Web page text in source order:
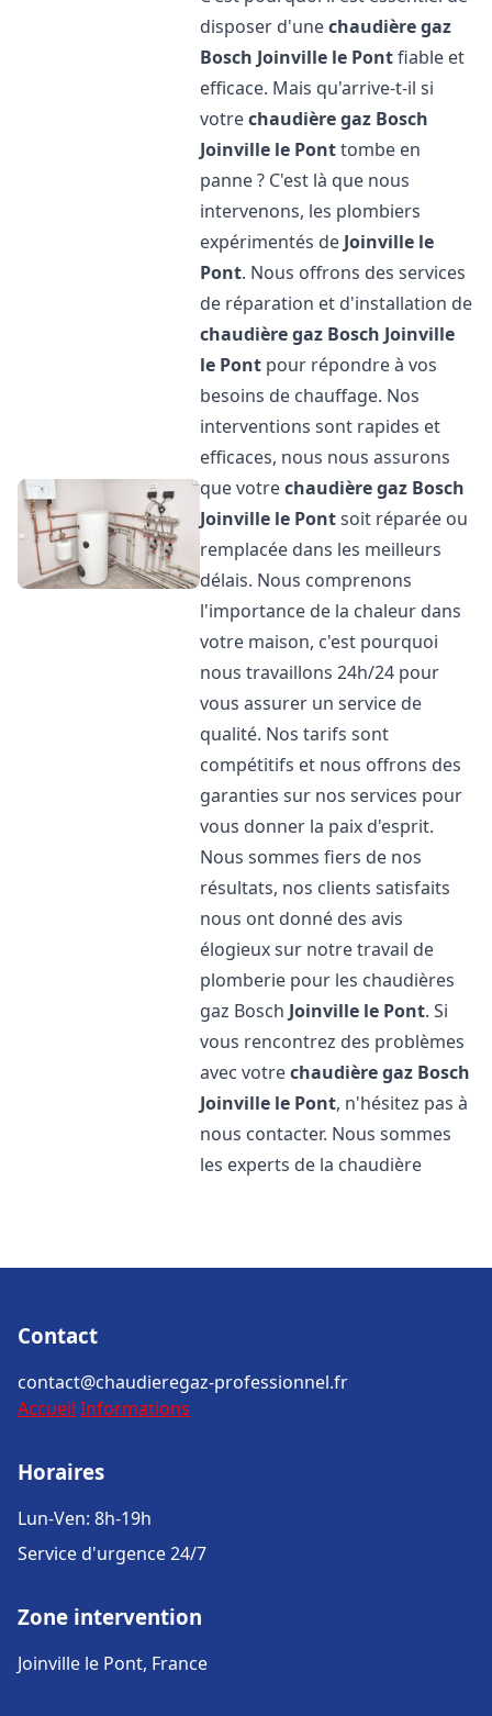
disposer d'unechaudière gaz
Bosch Joinville le Pontfiable et
efficace. Mais qu'arrive-t-il si
votrechaudière gaz Bosch
Joinville le Ponttombe en
panne ? C'est là que nous
intervenons, les plombiers
expérimentés de Joinville le
Pont. Nous offrons des services
de réparation et d'installation de
chaudière gaz Bosch Joinville
le Pont pour répondre à vos
besoins de chauffage. Nos
interventions sont rapides et
efficaces, nous nous assurons
que votrechaudière gaz Bosch
Joinville le Pontsoit réparée ou
remplacée dans les meilleurs
délais. Nous comprenons
l'importance de la chaleur dans
votre maison, c'est pourquoi
nous travaillons 24h/24 pour
vous assurer un service de
qualité. Nos tarifs sont
compétitifs et nous offrons des
garanties sur nos services pour
vous donner la paix d'esprit.
Nous sommes fiers de nos
résultats, nos clients satisfaits
nous ont donné des avis
élogieux sur notre travail de
plomberie pour les chaudières
gaz Bosch Joinville le Pont. Si
vous rencontrez des problèmes
avec votrechaudière gaz Bosch
Joinville le Pont, n'hésitez pas à
nous contacter. Nous sommes
les experts de la chaudière
Contact
contact@chaudieregaz-professionnel.fr
Accueil Informations
Horaires
Lun-Ven: 8h-19h
Service d'urgence 24/7
Zone intervention
Joinville le Pont, France